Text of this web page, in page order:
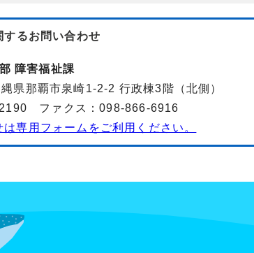
するお問い合わせ
障害福祉課
県那覇市泉崎1-2-2 行政棟3階（北側）
ファクス：098-866-6916
専用フォームをご利用ください。